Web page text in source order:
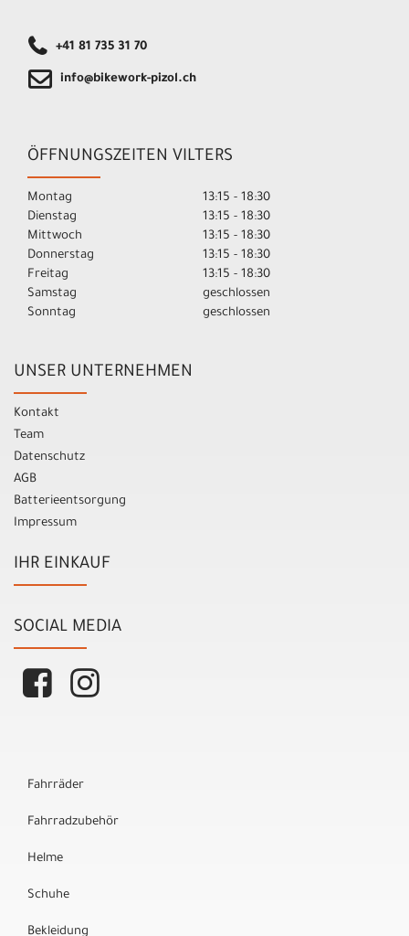
+41 81 735 31 70
info@bikework-pizol.ch
ÖFFNUNGSZEITEN VILTERS
Montag
13:15 - 18:30
Dienstag
13:15 - 18:30
Mittwoch
13:15 - 18:30
Donnerstag
13:15 - 18:30
Freitag
13:15 - 18:30
Samstag
geschlossen
Sonntag
geschlossen
UNSER UNTERNEHMEN
Kontakt
Team
Datenschutz
AGB
Batterieentsorgung
Impressum
IHR EINKAUF
SOCIAL MEDIA
Fahrräder
Fahrradzubehör
Helme
Schuhe
Bekleidung